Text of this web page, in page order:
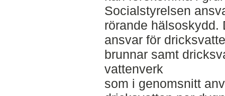
Socialstyrelsen
rörande hälsoskydd.
ansvar för
brunnar samt
vattenverk
som i genomsnitt